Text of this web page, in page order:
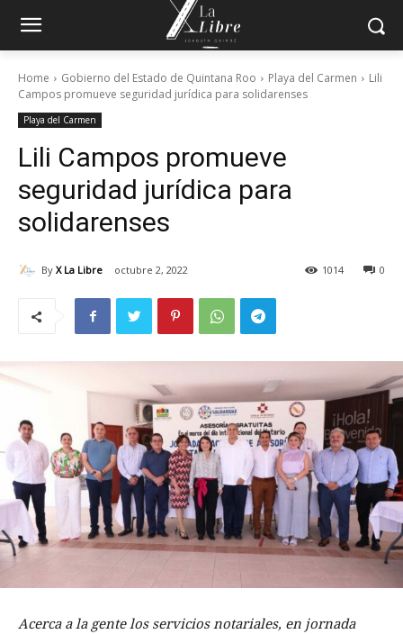
Home Gobierno del Estado de Quintana Roo Playa del Carmen
Lili
Campos promueve seguridad jurídica para solidarenses
Playa del Carmen
Lili Campos promueve
seguridad jurídica para
solidarenses
By X La Libre octubre 2, 2022 0
1014
Acerca a la gente los servicios notariales, en jornada